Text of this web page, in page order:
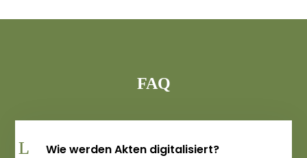
FAQ
Wie werden Akten digitalisiert?